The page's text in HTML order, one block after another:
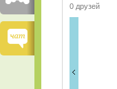
0 друзей